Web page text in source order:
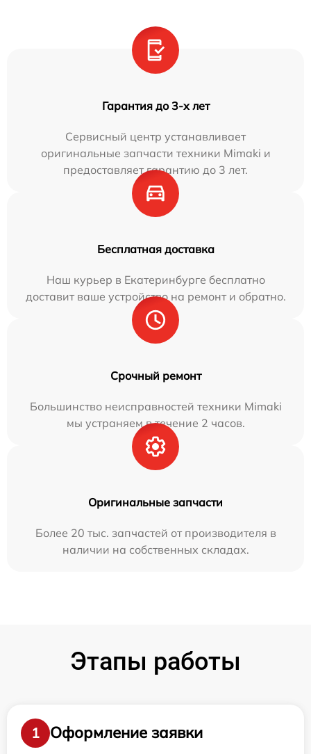
Гарантия до 3-х лет
Сервисный центр устанавливает
оригинальные запчасти техники Mimaki и
предоставляет гарантию до 3 лет.
Бесплатная доставка
Наш курьер в Екатеринбурге бесплатно
доставит ваше устройство на ремонт и обратно.
Срочный ремонт
Большинство неисправностей техники Mimaki
мы устраняем в течение 2 часов.
Оригинальные запчасти
Более 20 тыс. запчастей от производителя в
наличии на собственных складах.
Этапы работы
1
Оформление заявки